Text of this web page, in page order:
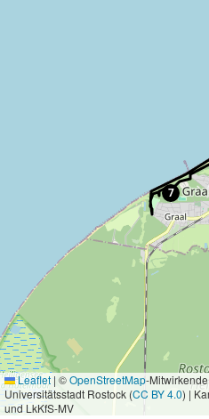
7
Leaflet | ©OpenStreetMap-
Universitätsstadt Rostock (CC BY 4.0) |
und LkKfS-MV